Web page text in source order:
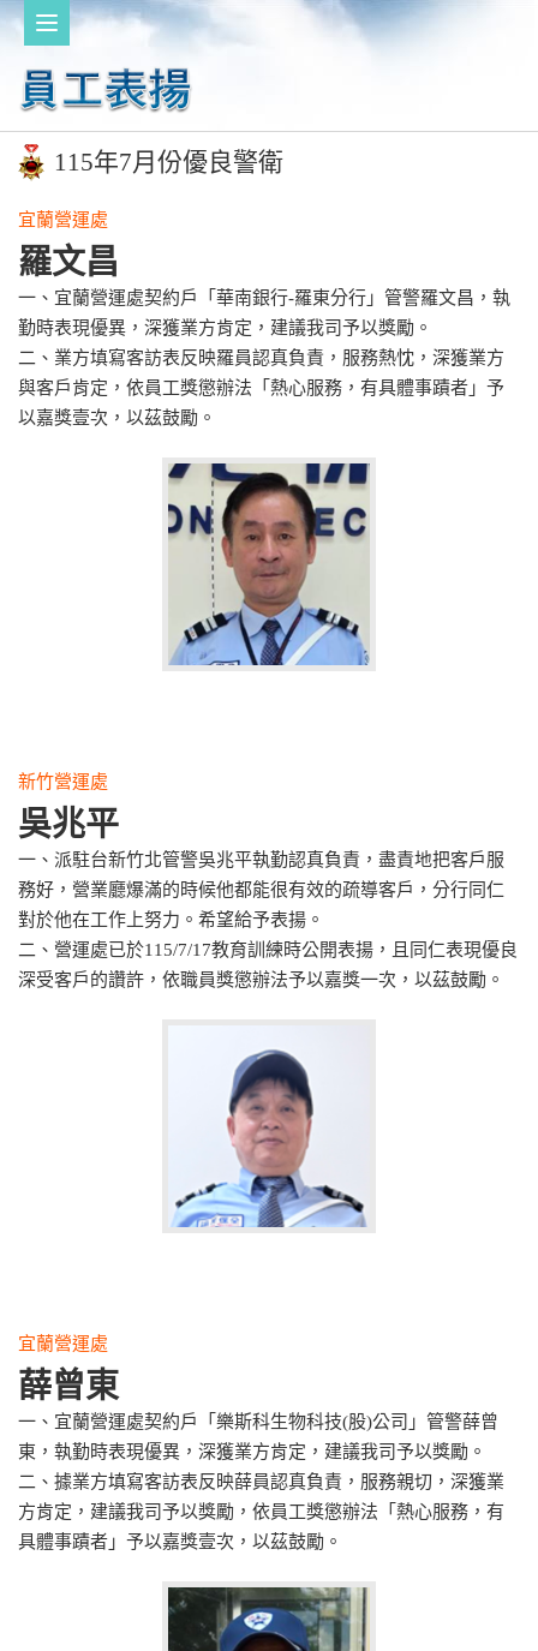
115年7月份優良警衛
宜蘭營運處
羅文昌
一、宜蘭營運處契約戶「華南銀行-羅東分行」管警羅文昌，執
勤時表現優異，深獲業方肯定，建議我司予以獎勵。
二、業方填寫客訪表反映羅員認真負責，服務熱忱，深獲業方
與客戶肯定，依員工獎懲辦法「熱心服務，有具體事蹟者」予
以嘉獎壹次，以茲鼓勵。
新竹營運處
吳兆平
一、派駐台新竹北管警吳兆平執勤認真負責，盡責地把客戶服
務好，營業廳爆滿的時候他都能很有效的疏導客戶，分行同仁
對於他在工作上努力。希望給予表揚。
二、營運處已於115/7/17教育訓練時公開表揚，且同仁表現優良
深受客戶的讚許，依職員獎懲辦法予以嘉獎一次，以茲鼓勵。
宜蘭營運處
薛曾東
一、宜蘭營運處契約戶「樂斯科生物科技(股)公司」管警薛曾
東，執勤時表現優異，深獲業方肯定，建議我司予以獎勵。
二、據業方填寫客訪表反映薛員認真負責，服務親切，深獲業
方肯定，建議我司予以獎勵，依員工獎懲辦法「熱心服務，有
具體事蹟者」予以嘉獎壹次，以茲鼓勵。